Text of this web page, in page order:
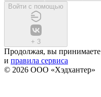
Войти с помощью
+ 3
Продолжая, вы принимаете
и правила сервиса
© 2026 ООО «Хэдхантер»